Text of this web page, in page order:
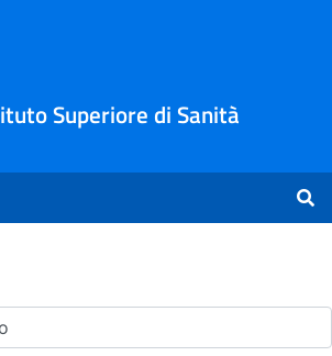
Superiore di Sanità
Ricerca -